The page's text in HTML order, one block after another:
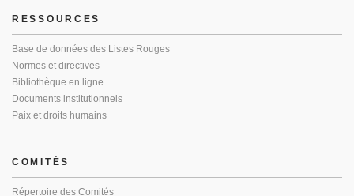
RESSOURCES
Base de données des Listes Rouges
Normes et directives
Bibliothèque en ligne
Documents institutionnels
Paix et droits humains
COMITÉS
Répertoire des Comités